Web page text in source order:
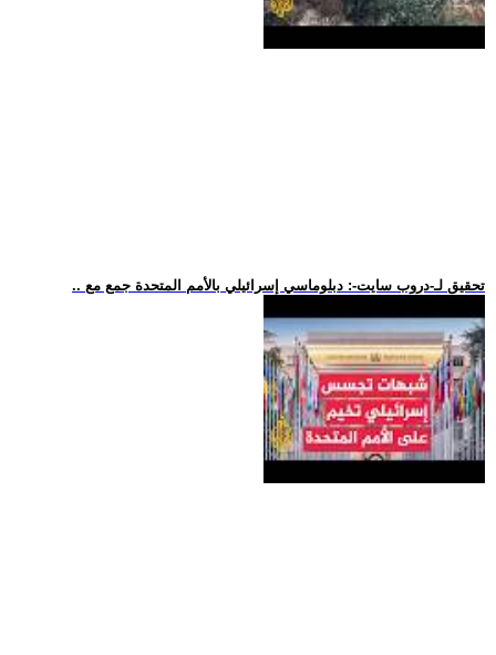
.. تحقيق لـ-دروب سايت-: دبلوماسي إسرائيلي بالأمم المتحدة جمع مع